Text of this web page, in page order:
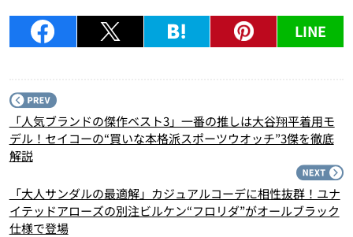
LINE
「人気ブランドの傑作ベスト3」一番の推しは大谷翔平着用モ
デル！セイコーの“買いな本格派スポーツウオッチ”3傑を徹底
解説
「大人サンダルの最適解」カジュアルコーデに相性抜群！ユナ
イテッドアローズの別注ビルケン“フロリダ”がオールブラック
仕様で登場